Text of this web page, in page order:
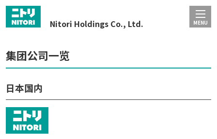
Nitori Holdings Co., Ltd. MENU
集团公司一览
日本国内